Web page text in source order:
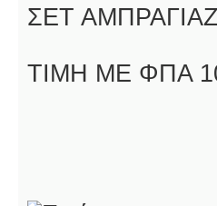
ΣΕΤ ΑΜΠΡΑΓΙΑΖ
TIMH ME ΦΠΑ